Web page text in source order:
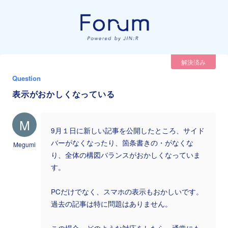
解決済み
Question
表示がおかしくなっている
M
Megumi
9月１日に新しい記事を公開したところ、サイド
バーがなくなったり、箇条書きの・がなくな
り、全体の構図バランスがおかしくなっていま
す。
PCだけでなく、スマホの表示もおかしいです。
過去の記事は特に問題はありません。